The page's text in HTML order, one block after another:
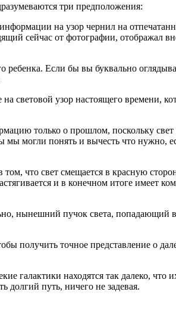
три предположения:
на узор чернил на
сейчас от фотографии, отображал
Если бы вы буквально
световой узор настоящего времени,
только о прошлом, поскольку свет
мы могли понять и вычесть что нужно,
что свет смещается в красную
и в конечном итоге имеет
нынешний пучок света, попадающий
получить точное представление о
галактики находятся так далеко, что
долгий путь, ничего не задевая.